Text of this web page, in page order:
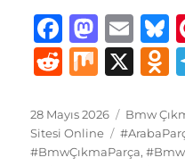
F
a
c
e
b
M
a
st
o
d
E
m
ai
l
e
s
R
d
di
M X
Yayın
tarihi
28 Mayıs 2026 Bmw
Sitesi Online
Etiketler
#BmwÇıkmaParça,